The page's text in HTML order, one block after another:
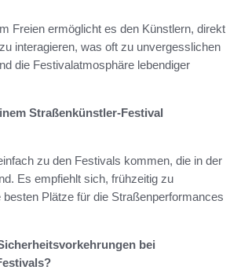
Freien ermöglicht es den Künstlern, direkt
interagieren, was oft zu unvergesslichen
die Festivalatmosphäre lebendiger
Straßenkünstler-Festival
zu den Festivals kommen, die in der
Es empfiehlt sich, frühzeitig zu
Plätze für die Straßenperformances
bei